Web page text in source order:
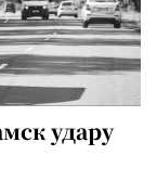
удару